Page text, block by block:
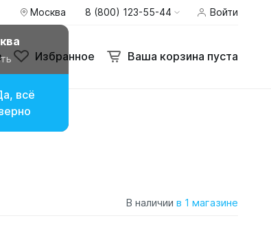
Москва
всё
8 (800) 123-55-44 Войти
Избранное Ваша корзина пуста
В наличии в 1 магазине